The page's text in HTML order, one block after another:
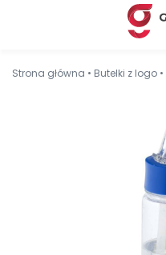
Strona główna • Butelki z logo •